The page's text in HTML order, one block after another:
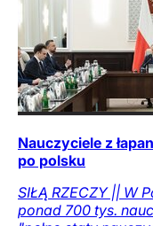
Nauczyciele z
po polsku
SIŁĄ RZECZY || W
ponad 700 tys.